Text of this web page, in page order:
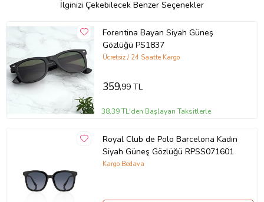
İlginizi Çekebilecek Benzer Seçenekler
Forentina Bayan Siyah Güneş
Gözlüğü PS1837
Ücretsiz / 24 Saatte Kargo
359,99 TL
38,39 TL'den Başlayan Taksitlerle
Royal Club de Polo Barcelona Kadın
Siyah Güneş Gözlüğü RPSS071601
Kargo Bedava